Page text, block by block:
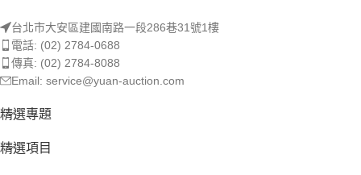
台北市大安區建國南路一段286巷31號1樓
電話: (02) 2784-0688
傳真: (02) 2784-8088
Email: service@yuan-auction.com
精選專題
精選項目